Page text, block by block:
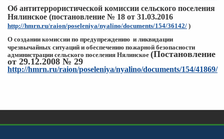
Об антитеррористической комиссии сельского поселения
Нялинское (постановление № 18 от 31.03.2016
http://hmrn.ru/raion/poseleniya/nyalino/documents/154/36142/ )
О создании комиссии по предупреждению и ликвидации
чрезвычайных ситуаций и обеспечению пожарной безопасности
администрации сельского поселения Нялинское (Постановление
от 29.12.2008 № 29
http://hmrn.ru/raion/poseleniya/nyalino/documents/154/41869/